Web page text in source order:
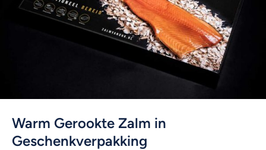
Warm Gerookte Zalm in
Geschenkverpakking